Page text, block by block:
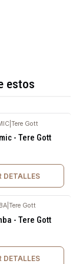
estos
Tere Gott
- Tere Gott
DETALLES
Tere Gott
- Tere Gott
DETALLES